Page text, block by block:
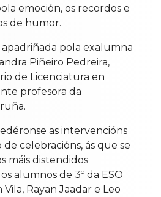
emoción, os recordos e
de humor.
pola exalumna
Piñeiro Pedreira,
de Licenciatura en
profesora da
as intervencións
celebracións, ás que se
máis distendidos
alumnos de 3º da ESO
Rayan Jaadar e Leo